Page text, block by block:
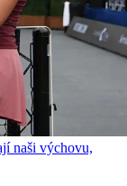
naši výchovu,